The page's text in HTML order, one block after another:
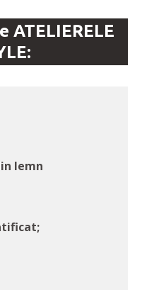
ATELIERELE
lemn